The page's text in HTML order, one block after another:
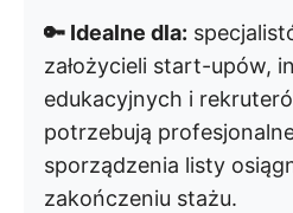
🔑 Idealne dla:
założycieli start-upów,
edukacyjnych i
potrzebują
sporządzenia listy
zakończeniu stażu.